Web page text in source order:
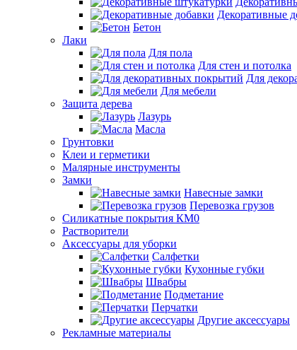
Декоративные
Бетон
Лаки
Для пола
Для стен и потолка
Для
Для мебели
Защита дерева
Лазурь
Масла
Грунтовки
Клеи и герметики
Малярные инструменты
Замки
Навесные замки
Перевозка грузов
Силикатные покрытия КМ0
Растворители
Аксессуары для уборки
Салфетки
Кухонные губки
Швабры
Подметание
Перчатки
Другие аксессуары
Рекламные материалы